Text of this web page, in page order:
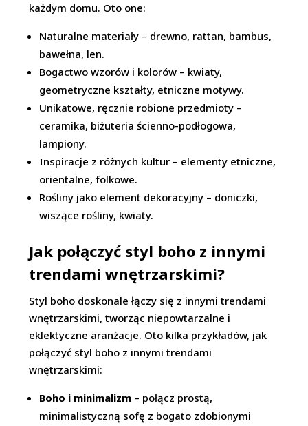
każdym domu. Oto one:
Naturalne materiały – drewno, rattan, bambus,
bawełna, len.
Bogactwo wzorów i kolorów – kwiaty,
geometryczne kształty, etniczne motywy.
Unikatowe, ręcznie robione przedmioty –
ceramika, biżuteria ścienno-podłogowa,
lampiony.
Inspiracje z różnych kultur – elementy etniczne,
orientalne, folkowe.
Rośliny jako element dekoracyjny – doniczki,
wiszące rośliny, kwiaty.
Jak połączyć styl boho z innymi
trendami wnętrzarskimi?
Styl boho doskonale łączy się z innymi trendami
wnętrzarskimi, tworząc niepowtarzalne i
eklektyczne aranżacje. Oto kilka przykładów, jak
połączyć styl boho z innymi trendami
wnętrzarskimi:
Boho i minimalizm – połącz prostą,
minimalistyczną sofę z bogato zdobionymi